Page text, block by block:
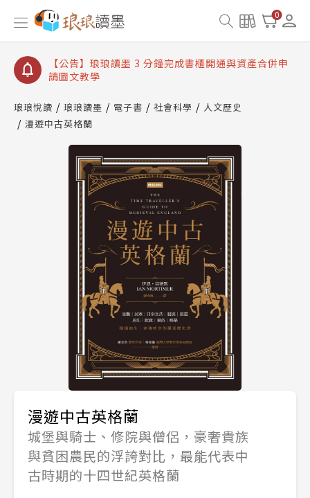
0
【公告】琅琅讀墨數位閱讀資產合併與書櫃開通申請
【公告】琅琅讀墨書櫃開通常見問題
【公告】琅琅讀墨 3 分鐘完成書櫃開通與資產合併申
請圖文教學
查詢
【公告】琅琅讀墨數位閱讀資產合併與書櫃開通申請
琅琅悅讀 琅琅讀墨 電子書 社會科學
人文歷史
漫遊中古英格蘭
漫遊中古英格蘭
城堡與騎士、修院與僧侶，豪奢貴族
與貧困農民的浮誇對比，最能代表中
古時期的十四世紀英格蘭